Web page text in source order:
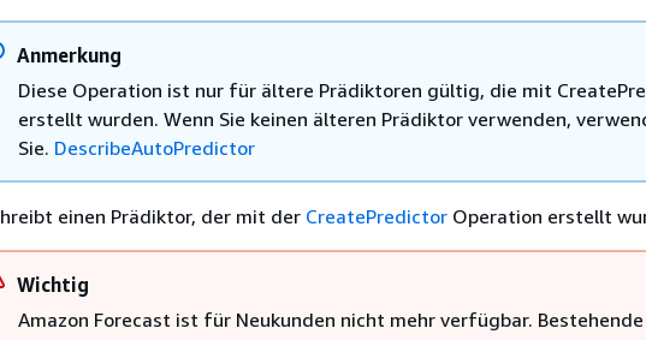
Anmerkung
Diese Operation ist nur für ältere Prädiktoren gültig, die mit
erstellt wurden. Wenn Sie keinen älteren Prädiktor verwenden,
Sie. DescribeAutoPredictor
einen Prädiktor, der mit der CreatePredictor Operation erstellt
Wichtig
Amazon Forecast ist für Neukunden nicht mehr verfügbar. Bestehende